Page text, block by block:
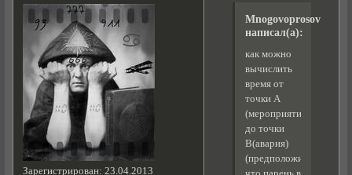
Зарегистрирован: 23.04.2013
Mnogovoprosov
написал(а):
как можно
вычислить
время от
точки А
(мероприятие)
до точки
В(авария)
(предположив,